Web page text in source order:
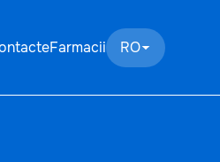
Farmacii RO